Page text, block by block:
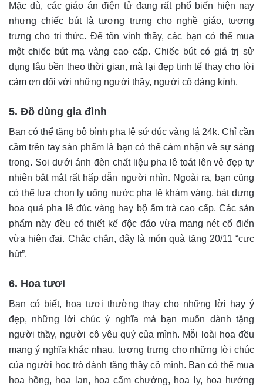
Mặc dù, các giáo án điện tử đang rất phổ biến hiện nay
nhưng chiếc bút là tượng trưng cho nghề giáo, tượng
trưng cho tri thức. Để tôn vinh thầy, các bạn có thể mua
một chiếc bút mạ vàng cao cấp. Chiếc bút có giá trị sử
dụng lâu bền theo thời gian, mà lại đẹp tinh tế thay cho lời
cảm ơn đối với những người thầy, người cô đáng kính.
5. Đồ dùng gia đình
Bạn có thể tặng bộ bình pha lê sứ đúc vàng lá 24k. Chỉ cần
cầm trên tay sản phẩm là bạn có thể cảm nhận về sự sáng
trong. Soi dưới ánh đèn chất liệu pha lê toát lên vẻ đẹp tự
nhiên bắt mắt rất hấp dẫn người nhìn. Ngoài ra, bạn cũng
có thể lựa chọn ly uống nước pha lê khảm vàng, bát đựng
hoa quả pha lê đúc vàng hay bộ ấm trà cao cấp. Các sản
phẩm này đều có thiết kế độc đáo vừa mang nét cổ điển
vừa hiện đại. Chắc chắn, đây là món quà tặng 20/11 “cực
hút”.
6. Hoa tươi
Bạn có biết, hoa tươi thường thay cho những lời hay ý
đẹp, những lời chúc ý nghĩa mà bạn muốn dành tặng
người thầy, người cô yêu quý của mình. Mỗi loài hoa đều
mang ý nghĩa khác nhau, tượng trưng cho những lời chúc
của người học trò dành tặng thầy cô mình. Bạn có thể mua
hoa hồng, hoa lan, hoa cẩm chướng, hoa ly, hoa hướng